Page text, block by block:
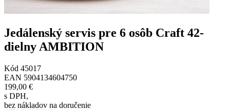
Jedálenský servis pre 6 osôb Craft 42-
dielny AMBITION
Kód 45017
EAN 5904134604750
199,00 €
s DPH,
bez nákladov na doručenie